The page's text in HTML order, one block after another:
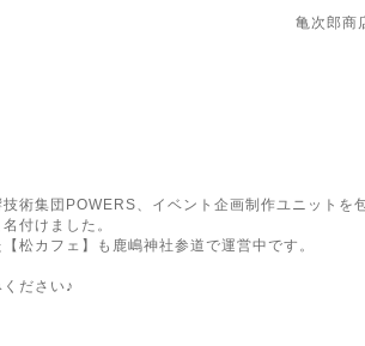
亀次郎商
術集団POWERS、イベント企画制作ユニットを
付けました。
松カフェ】も鹿嶋神社参道で運営中です。
ださい♪